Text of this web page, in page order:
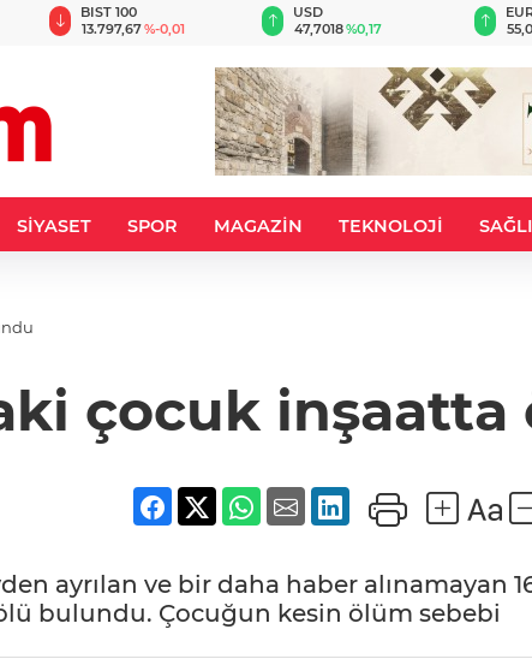
BIST 100
13.797,67%-0,01
USD
47,7018%0,17
SİYASET SPOR MAGAZİN TEKNOLOJİ
çocuk
ayrılan ve bir daha haber alınamayan
bulundu. Çocuğun kesin ölüm sebebi